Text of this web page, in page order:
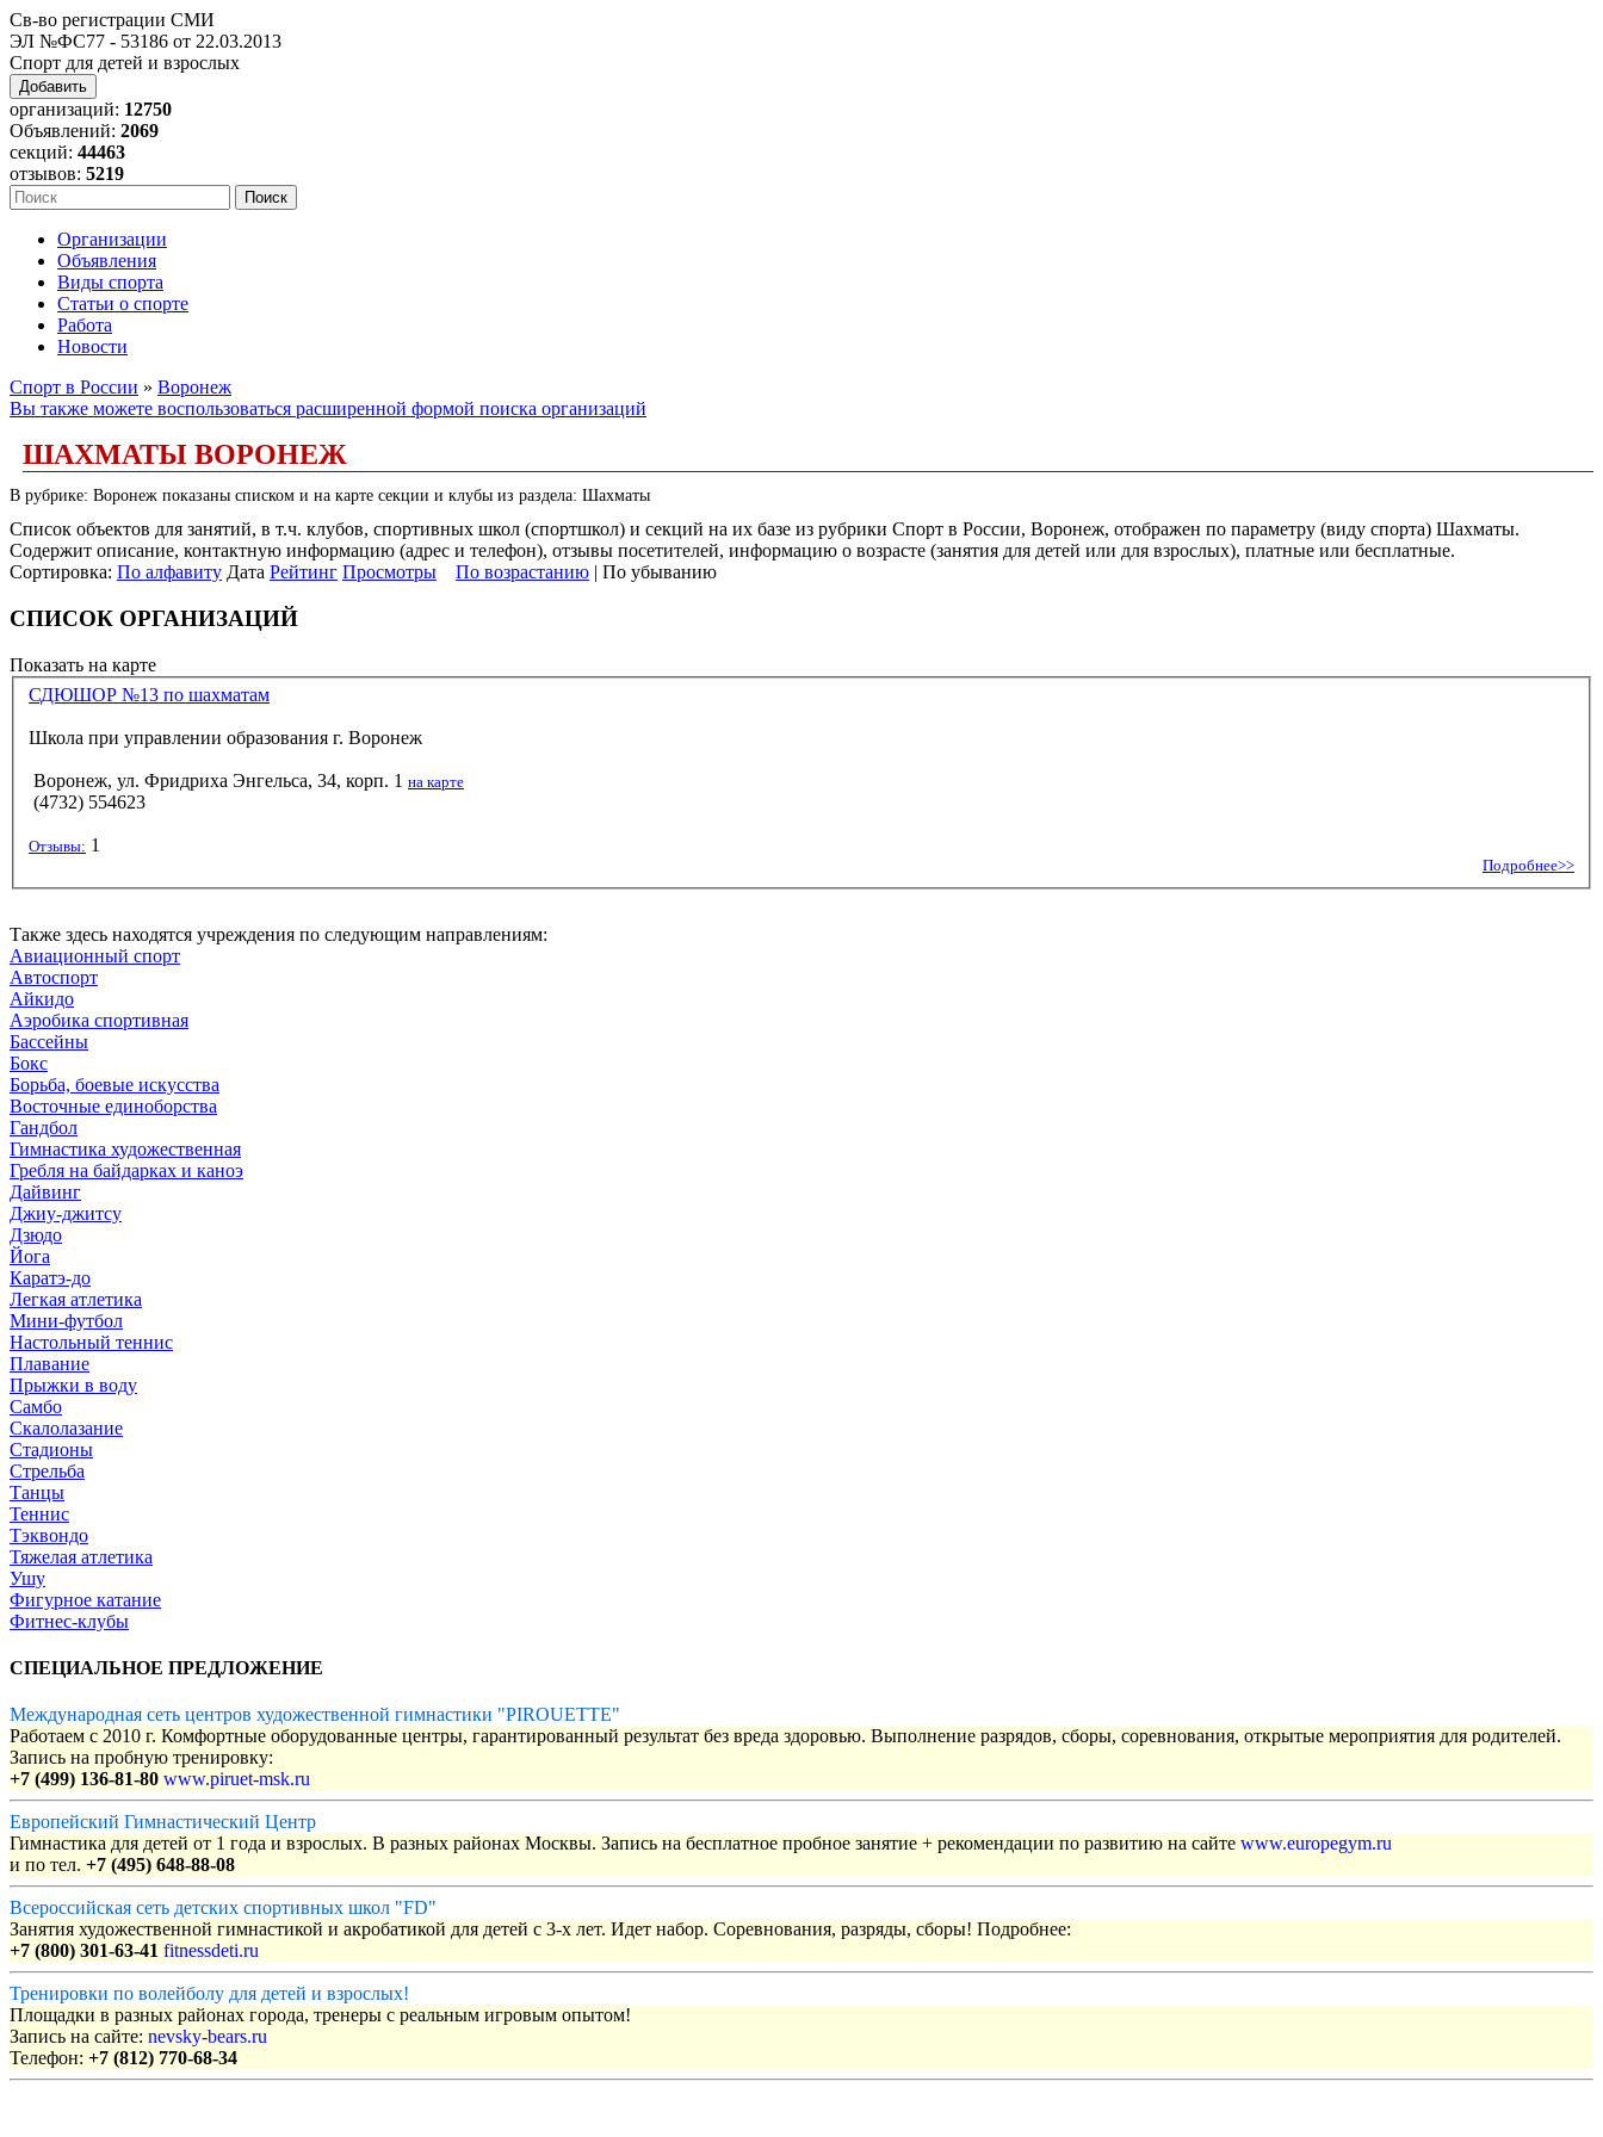
Св-во регистрации СМИ
ЭЛ №ФС77 - 53186 от 22.03.2013
Спорт для детей и взрослых
Добавить
организаций: 12750
Объявлений: 2069
секций: 44463
отзывов: 5219
Организации
Объявления
Виды спорта
Статьи о спорте
Работа
Новости
Спорт в России » Воронеж
Вы также можете воспользоваться расширенной формой поиска организаций
ШАХМАТЫ ВОРОНЕЖ
В рубрике: Воронеж показаны списком и на карте секции и клубы из раздела: Шахматы
Список объектов для занятий, в т.ч. клубов, спортивных школ (спортшкол) и секций на их базе из рубрики Спорт в России, Воронеж, отображен по параметру (виду спорта) Шахматы.
Содержит описание, контактную информацию (адрес и телефон), отзывы посетителей, информацию о возрасте (занятия для детей или для взрослых), платные или бесплатные.
Сортировка: По алфавиту Дата Рейтинг Просмотры По возрастанию | По убыванию
СПИСОК ОРГАНИЗАЦИЙ
Показать на карте
СДЮШОР №13 по шахматам
Школа при управлении образования г. Воронеж
Воронеж, ул. Фридриха Энгельса, 34, корп. 1 на карте
(4732) 554623
Отзывы: 1
Подробнее>>
Также здесь находятся учреждения по следующим направлениям:
Авиационный спорт
Автоспорт
Айкидо
Аэробика спортивная
Бассейны
Бокс
Борьба, боевые искусства
Восточные единоборства
Гандбол
Гимнастика художественная
Гребля на байдарках и каноэ
Дайвинг
Джиу-джитсу
Дзюдо
Йога
Каратэ-до
Легкая атлетика
Мини-футбол
Настольный теннис
Плавание
Прыжки в воду
Самбо
Скалолазание
Стадионы
Стрельба
Танцы
Теннис
Тэквондо
Тяжелая атлетика
Ушу
Фигурное катание
Фитнес-клубы
СПЕЦИАЛЬНОЕ ПРЕДЛОЖЕНИЕ
Международная сеть центров художественной гимнастики "PIROUETTE"
Работаем с 2010 г. Комфортные оборудованные центры, гарантированный результат без вреда здоровью. Выполнение разрядов, сборы, соревнования, открытые мероприятия для родителей.
Запись на пробную тренировку:
+7 (499) 136-81-80 www.piruet-msk.ru
Европейский Гимнастический Центр
Гимнастика для детей от 1 года и взрослых. В разных районах Москвы. Запись на бесплатное пробное занятие + рекомендации по развитию на сайте www.europegym.ru
и по тел. +7 (495) 648-88-08
Всероссийская сеть детских спортивных школ "FD"
Занятия художественной гимнастикой и акробатикой для детей с 3-х лет. Идет набор. Соревнования, разряды, сборы! Подробнее:
+7 (800) 301-63-41 fitnessdeti.ru
Тренировки по волейболу для детей и взрослых!
Площадки в разных районах города, тренеры с реальным игровым опытом!
Запись на сайте: nevsky-bears.ru
Телефон: +7 (812) 770-68-34